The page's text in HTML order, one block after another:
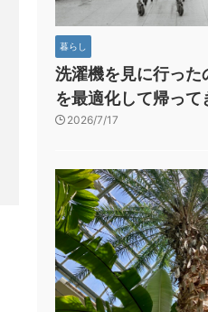
暮らし
洗濯機を見に行った
を最適化して帰って
2026/7/17